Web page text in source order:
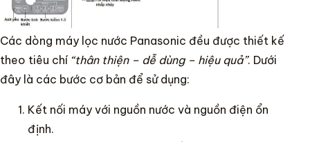
Các dòng máy lọc nước Panasonic đều được thiết kế
theo tiêu chí “thân thiện – dễ dùng – hiệu quả”. Dưới
đây là các bước cơ bản để sử dụng:
Kết nối máy với nguồn nước và nguồn điện ổn
định.